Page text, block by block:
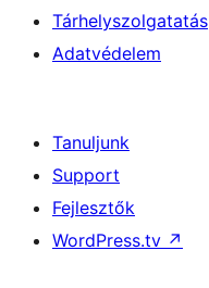
Tárhelyszolgatatás
Adatvédelem
Tanuljunk
Support
Fejlesztők
WordPress.tv ↗